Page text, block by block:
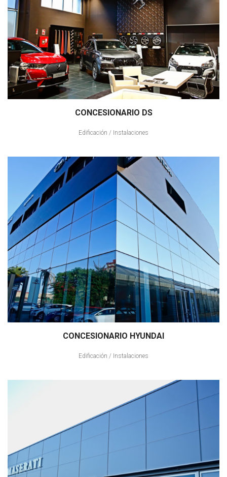
CONCESIONARIO DS
Edificación / Instalaciones
CONCESIONARIO HYUNDAI
Edificación / Instalaciones